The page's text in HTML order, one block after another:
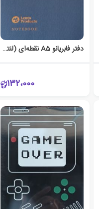
دفتر فابریانو A5 نقطه‌ای (لنتو) - آبی پررنگ
132،000